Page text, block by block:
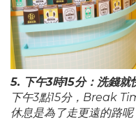
5. 下午3時15分：洗錢就
下午3點15分，Break
休息是為了走更遠的路